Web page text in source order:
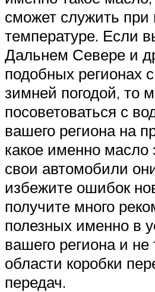
сможет служить при
температуре. Если
Дальнем Севере и
подобных регионах
зимней погодой, то
посоветоваться с
вашего региона на
какое именно масло
свои автомобили
избежите ошибок
получите много
полезных именно в
вашего региона и не
области коробки
передач.